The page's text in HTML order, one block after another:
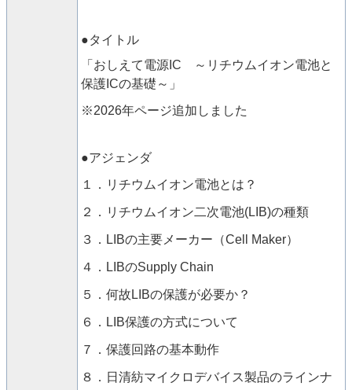
●タイトル
「おしえて電源IC ～リチウムイオン電池と
保護ICの基礎～」
※2026年ページ追加しました
●アジェンダ
１．リチウムイオン電池とは？
２．リチウムイオン二次電池(LIB)の種類
３． LIBの主要メーカー（Cell Maker）
４． LIBのSupply Chain
５．何故 LIBの保護が必要か？
６． LIB保護の方式について
７．保護回路の基本動作
８．日清紡マイクロデバイス製品のラインナ